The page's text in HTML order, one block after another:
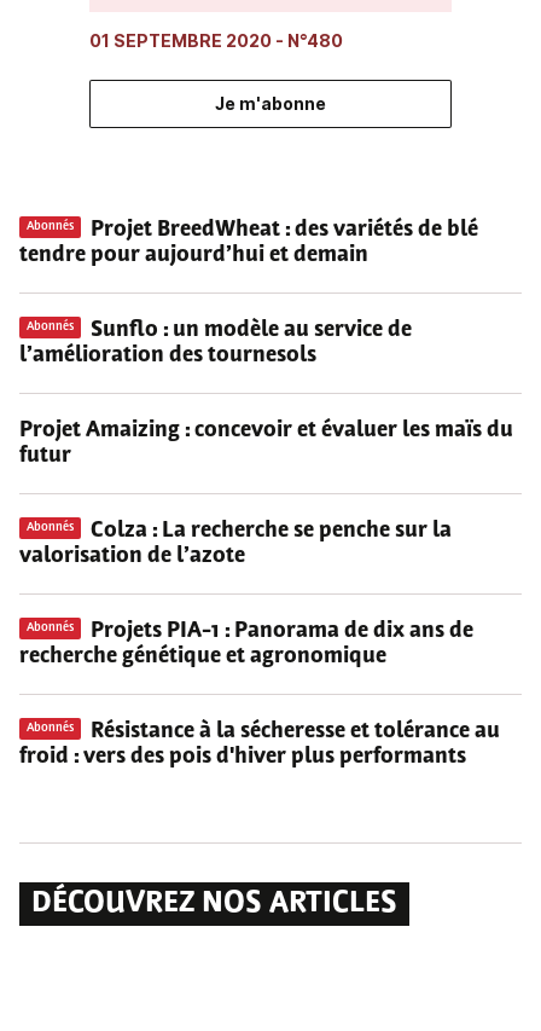
01 SEPTEMBRE 2020 - N°480
Je m'abonne
Abonnés Projet BreedWheat : des variétés de blé
tendre pour aujourd’hui et demain
Abonnés Sunflo : un modèle au service de
l’amélioration des tournesols
Projet Amaizing : concevoir et évaluer les maïs du
futur
Abonnés Colza : La recherche se penche sur la
valorisation de l’azote
Abonnés Projets PIA-1 : Panorama de dix ans de
recherche génétique et agronomique
Abonnés
Résistance à la sécheresse et tolérance au
froid : vers des pois d'hiver plus performants
DÉCOUVREZ NOS ARTICLES